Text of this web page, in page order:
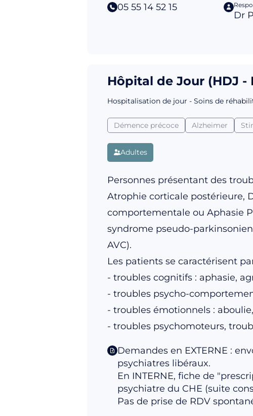
05 55 14 52 15
Dr
Hôpital de Jour (HDJ -
Hospitalisation de jour - Soins de
Démence précoce Alzheimer
Adultes
Personnes présentant des
Atrophie corticale postérieure,
comportementale ou Aphasie
syndrome pseudo-
AVC).
Les patients se caractérisent
- troubles cognitifs : aphasie,
- troubles psycho-
- troubles émotionnels :
- troubles psychomoteurs,
Demandes en EXTERNE :
psychiatres libéraux.
En INTERNE, fiche de
psychiatre du CHE (suite
Pas de prise de RDV